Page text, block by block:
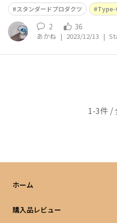
スタンダードプロダクツ Type-
2 36
あかね | 2023/12/13 |
1-3件 /
ホーム
購入品レビュー